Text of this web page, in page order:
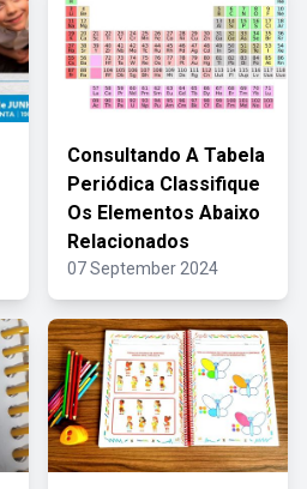
Consultando A Tabela
Periódica Classifique
Os Elementos Abaixo
Relacionados
07 September 2024